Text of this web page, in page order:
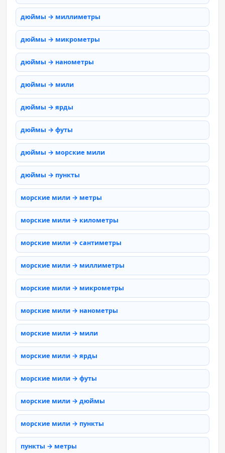
дюймы → миллиметры
дюймы → микрометры
дюймы → нанометры
дюймы → мили
дюймы → ярды
дюймы → футы
дюймы → морские мили
дюймы → пункты
морские мили → метры
морские мили → километры
морские мили → сантиметры
морские мили → миллиметры
морские мили → микрометры
морские мили → нанометры
морские мили → мили
морские мили → ярды
морские мили → футы
морские мили → дюймы
морские мили → пункты
пункты → метры